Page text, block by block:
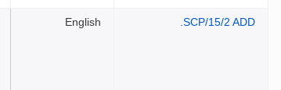
SCP/15/2 ADD.
English